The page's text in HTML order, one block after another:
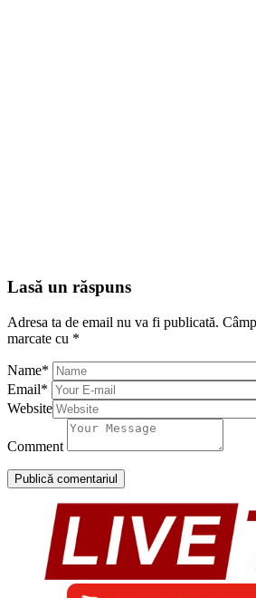
Lasă un răspuns
Adresa ta de email nu va fi publicată.
marcate cu *
Name*
Email*
Website
Comment